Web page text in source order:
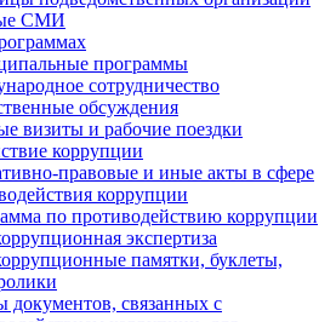
СМИ
программы
сотрудничество
обсуждения
визиты и рабочие поездки
коррупции
правовые и иные акты в сфере
коррупции
по противодействию коррупции
экспертиза
памятки, буклеты,
связанных с